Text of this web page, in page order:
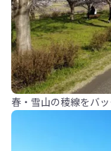
春・雪山の稜線をバ